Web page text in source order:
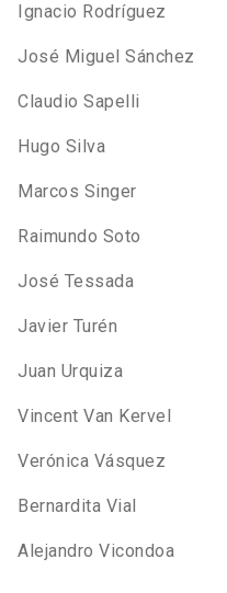
Ignacio Rodríguez
José Miguel Sánchez
Claudio Sapelli
Hugo Silva
Marcos Singer
Raimundo Soto
José Tessada
Javier Turén
Juan Urquiza
Vincent Van Kervel
Verónica Vásquez
Bernardita Vial
Alejandro Vicondoa